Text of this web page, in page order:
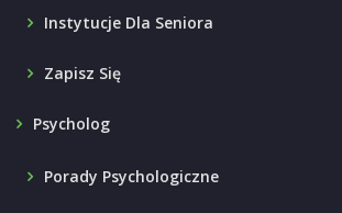
Instytucje Dla Seniora
Zapisz Się
Psycholog
Porady Psychologiczne